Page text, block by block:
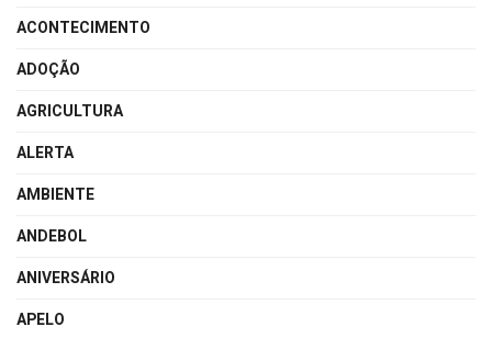
ACONTECIMENTO
ADOÇÃO
AGRICULTURA
ALERTA
AMBIENTE
ANDEBOL
ANIVERSÁRIO
APELO